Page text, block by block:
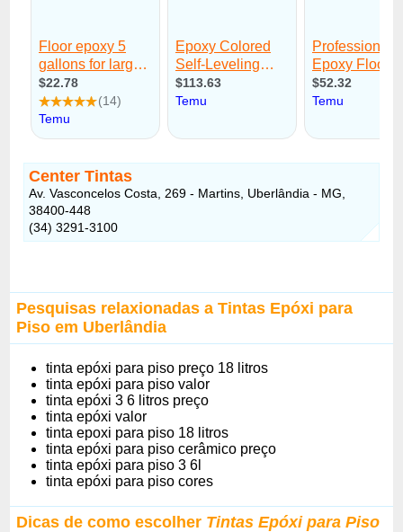
Center Tintas
Av. Vasconcelos Costa, 269 - Martins, Uberlândia - MG,
38400-448
(34) 3291-3100
Pesquisas relaxionadas a Tintas Epóxi para
Piso em Uberlândia
tinta epóxi para piso preço 18 litros
tinta epóxi para piso valor
tinta epóxi 3 6 litros preço
tinta epóxi valor
tinta epoxi para piso 18 litros
tinta epóxi para piso cerâmico preço
tinta epóxi para piso 3 6l
tinta epóxi para piso cores
Dicas de como escolher Tintas Epóxi para Piso